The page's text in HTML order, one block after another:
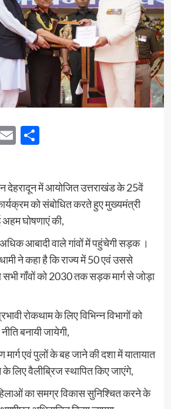
EmailShare
देहरादून में आयोजित उत्तराखंड के 25वें
को संबोधित करते हुए मुख्यमंत्री
घोषणाएं की,
आबादी वाले गांवों में पहुंचेगी सड़क ।
ने कहा है कि राज्य में 50 एवं उससे
गाँवों को 2030 तक सड़क मार्ग से जोड़ा
रोकथाम के लिए विभिन्न विभागों को
बनायी जायेगी,
एवं पुलों के बह जाने की दशा में यातायात
लिए वैलीब्रिज स्थापित किए जाएंगे,
का समग्र विकास सुनिश्चित करने के